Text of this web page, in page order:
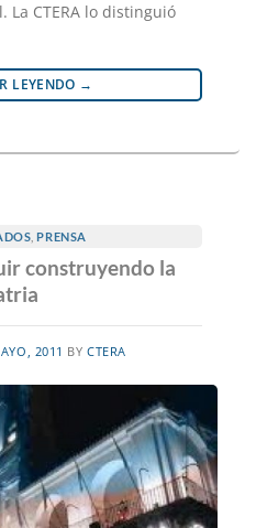
La CTERA lo distinguió
LEYENDO →
,PRENSA
construyendo la
2011 BYCTERA